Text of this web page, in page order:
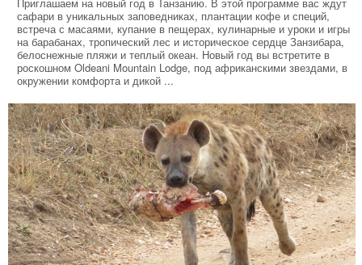
Приглашаем на новый год в Танзанию. В этой программе вас ждут
сафари в уникальных заповедниках, плантации кофе и специй,
встреча с масаями, купание в пещерах, кулинарные и уроки и игры
на барабанах, тропический лес и историческое сердце Занзибара,
белоснежные пляжи и теплый океан. Новый год вы встретите в
роскошном Oldeani Mountain Lodge, под африканскими звездами, в
окружении комфорта и дикой ...